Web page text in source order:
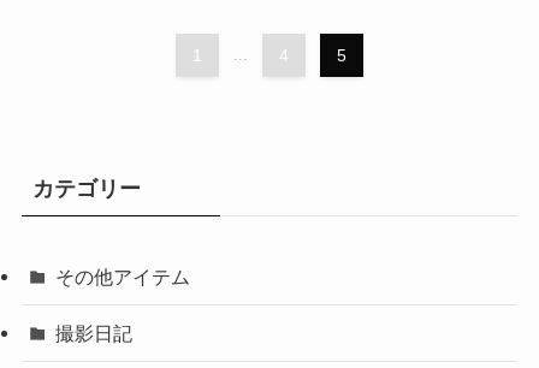
1 4 5
カテゴリー
その他アイテム
撮影日記